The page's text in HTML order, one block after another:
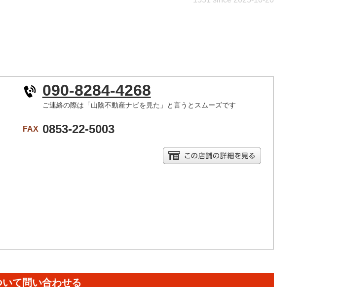
090-8284-4268
ご連絡の際は「山陰不動産ナビを見た」と言うとスムーズです
FAX 0853-22-5003